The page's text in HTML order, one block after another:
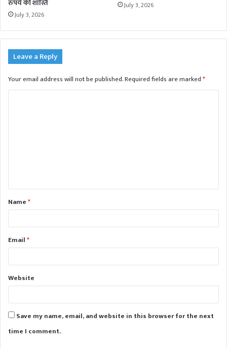
रुपये की शास्ति
July 3, 2026
July 3, 2026
Leave a Reply
Your email address will not be published.Required fields are marked*
t
*Name*
Email*
Website
Save my name, email, and website in this browser for the next
time I comment.